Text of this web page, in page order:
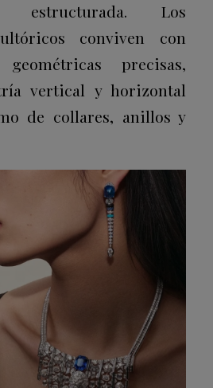
estructurada. Los
conviven con
geométricas precisas,
vertical y horizontal
de collares, anillos y